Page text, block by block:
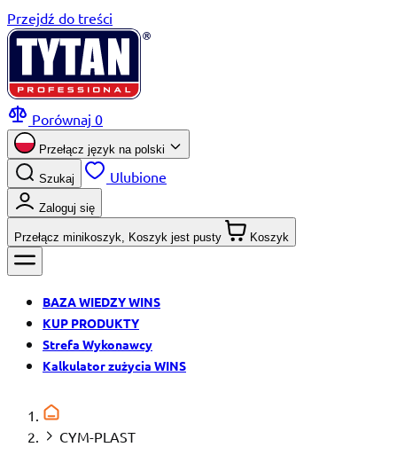
Przejdź do treści
Porównaj 0
Przełącz język na polski
Szukaj Ulubione
Zaloguj się
Przełącz minikoszyk, Koszyk jest pusty Koszyk
BAZA WIEDZY WINS
KUP PRODUKTY
Strefa Wykonawcy
Kalkulator zużycia WINS
CYM-PLAST